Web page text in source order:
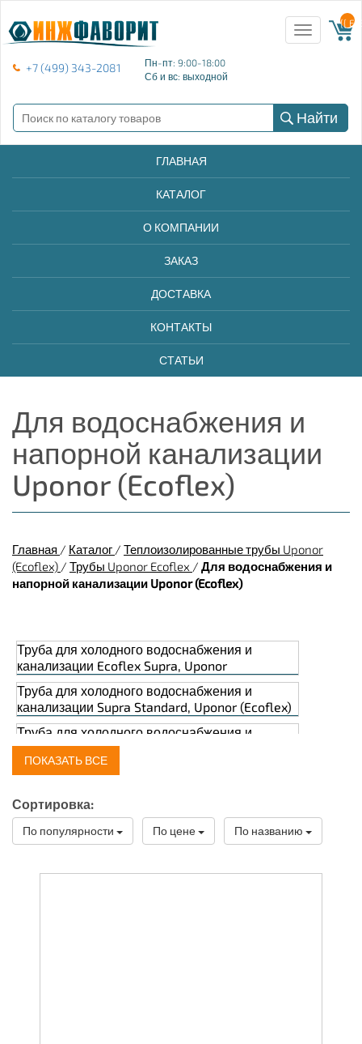
+7 (499) 343-2081
Пн-пт: 9:00-18:00
Сб и вс: выходной
Toggle
navigation
{{
Найти
ГЛАВНАЯ
КАТАЛОГ
О КОМПАНИИ
ЗАКАЗ
ДОСТАВКА
КОНТАКТЫ
СТАТЬИ
Для водоснабжения и
напорной канализации
Uponor (Ecoflex)
Главная / Каталог / Теплоизолированные трубы Uponor
(Ecoflex) / Трубы Uponor Ecoflex / Для водоснабжения и
напорной канализации Uponor (Ecoflex)
Труба для холодного водоснабжения и
канализации Ecoflex Supra, Uponor
Труба для холодного водоснабжения и
канализации Supra Standard, Uponor (Ecoflex)
Труба для холодного водоснабжения и
канализации новая Supra Plus, Uponor
(Ecoflex)
ПОКАЗАТЬ ВСЕ
Сортировка:
По популярности По цене По названию